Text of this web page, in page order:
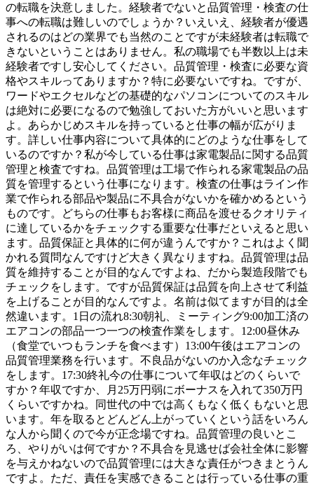
の転職を決意しました。経験者でないと品質管理・検査の仕
事への転職は難しいのでしょうか？いえいえ、経験者が優遇
されるのはどの業界でも当然のことですが未経験者は転職で
きないということはありません。私の職場でも半数以上は未
経験者ですし安心してください。品質管理・検査に必要な資
格やスキルってありますか？特に必要ないですね。ですが、
ワードやエクセルなどの基礎的なパソコンについてのスキル
は絶対に必要になるので勉強しておいた方がいいと思います
よ。あらかじめスキルを持っていると仕事の幅が広がりま
す。詳しい仕事内容について具体的にどのような仕事をして
いるのですか？私が今している仕事は家電製品に関する品質
管理と検査ですね。品質管理は工場で作られる家電製品の品
質を管理するという仕事になります。検査の仕事はライン作
業で作られる部品や製品に不具合がないかを確かめるという
ものです。どちらの仕事もお客様に商品を渡せるクオリティ
に達しているかをチェックする重要な仕事だといえると思い
ます。品質保証と具体的に何が違うんですか？これはよく聞
かれる質問なんですけど大きく異なりますね。品質管理は品
質を維持することが目的なんですよね、だから製造段階でも
チェックをします。ですが品質保証は品質を向上させて利益
を上げることが目的なんですよ。名前は似てますが目的は全
然違います。1日の流れ8:30朝礼、ミーティング9:00加工済の
エアコンの部品一つ一つの検査作業をします。12:00昼休み
（食堂でいつもランチを食べます）13:00午後はエアコンの
品質管理業務を行います。不良品がないのか入念なチェック
をします。17:30終礼今の仕事について年収はどのくらいで
すか？年収ですか、月25万円弱にボーナスを入れて350万円
くらいですかね。同世代の中では高くもなく低くもないと思
います。年を取るとどんどん上がっていくという話をいろん
な人から聞くので今が正念場ですね。品質管理の良いとこ
ろ、やりがいは何ですか？不具合を見逃せば会社全体に影響
を与えかねないので品質管理には大きな責任がつきまとうん
ですよ。ただ、責任を実感できることは行っている仕事の重